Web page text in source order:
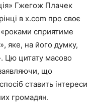
Гжегож Плачек
в x.com про своє
сприятиме
яке, на його думку,
Цю цитату масово
що
ставить інтереси
громадян.